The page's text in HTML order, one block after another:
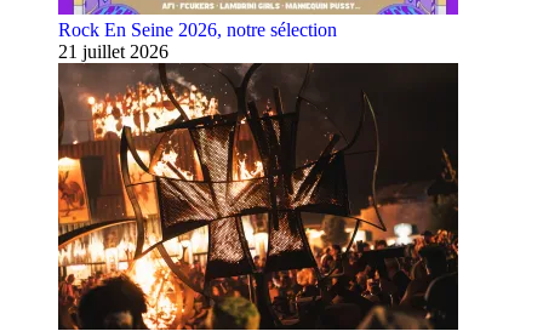
Rock En Seine 2026, notre sélection
21 juillet 2026